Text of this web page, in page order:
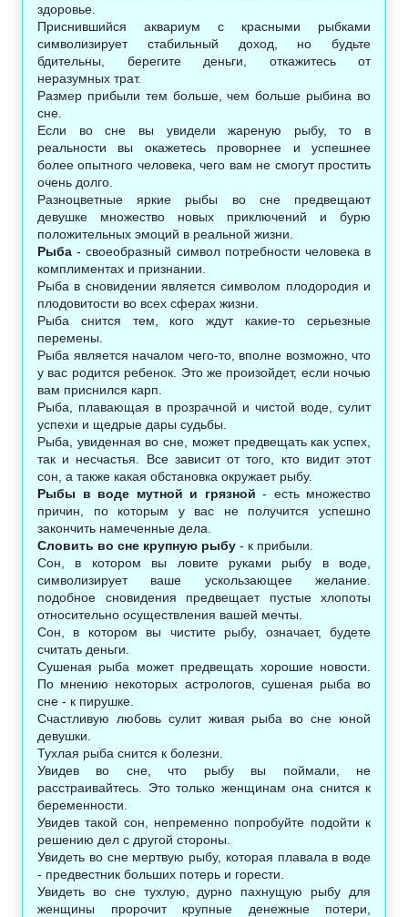
здоровье.
Приснившийся аквариум с красными рыбками
символизирует стабильный доход, но будьте
бдительны, берегите деньги, откажитесь от
неразумных трат.
Размер прибыли тем больше, чем больше рыбина во
сне.
Если во сне вы увидели жареную рыбу, то в
реальности вы окажетесь проворнее и успешнее
более опытного человека, чего вам не смогут простить
очень долго.
Разноцветные яркие рыбы во сне предвещают
девушке множество новых приключений и бурю
положительных эмоций в реальной жизни.
Рыба - своеобразный символ потребности человека в
комплиментах и признании.
Рыба в сновидении является символом плодородия и
плодовитости во всех сферах жизни.
Рыба снится тем, кого ждут какие-то серьезные
перемены.
Рыба является началом чего-то, вполне возможно, что
у вас родится ребенок. Это же произойдет, если ночью
вам приснился карп.
Рыба, плавающая в прозрачной и чистой воде, сулит
успехи и щедрые дары судьбы.
Рыба, увиденная во сне, может предвещать как успех,
так и несчастья. Все зависит от того, кто видит этот
сон, а также какая обстановка окружает рыбу.
Рыбы в воде мутной и грязной - есть множество
причин, по которым у вас не получится успешно
закончить намеченные дела.
Словить во сне крупную рыбу - к прибыли.
Сон, в котором вы ловите руками рыбу в воде,
символизирует ваше ускользающее желание.
подобное сновидения предвещает пустые хлопоты
относительно осуществления вашей мечты.
Сон, в котором вы чистите рыбу, означает, будете
считать деньги.
Сушеная рыба может предвещать хорошие новости.
По мнению некоторых астрологов, сушеная рыба во
сне - к пирушке.
Счастливую любовь сулит живая рыба во сне юной
девушки.
Тухлая рыба снится к болезни.
Увидев во сне, что рыбу вы поймали, не
расстраивайтесь. Это только женщинам она снится к
беременности.
Увидев такой сон, непременно попробуйте подойти к
решению дел с другой стороны.
Увидеть во сне мертвую рыбу, которая плавала в воде
- предвестник больших потерь и горести.
Увидеть во сне тухлую, дурно пахнущую рыбу для
женщины пророчит крупные денежные потери,